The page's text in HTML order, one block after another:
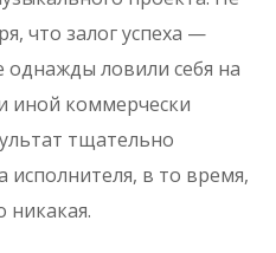
что залог успеха —
ловили себя на
иной коммерчески
тщательно
в то время,
никакая.